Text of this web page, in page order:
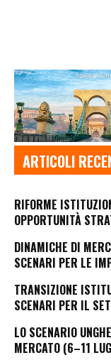
ARTICOLI
RIFORME
OPPORTUNITÀ
DINAMICHE DI
SCENARI PER LE
TRANSIZIONE
SCENARI PER IL
LO SCENARIO
MERCATO (6–11